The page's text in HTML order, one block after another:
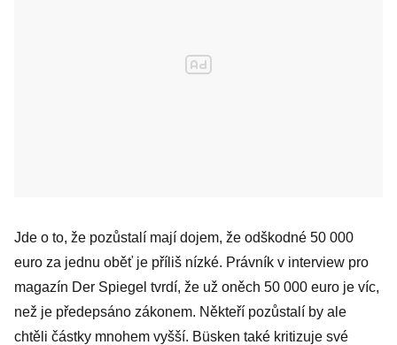
Jde o to, že pozůstalí mají dojem, že odškodné 50 000
euro za jednu oběť je příliš nízké. Právník v interview pro
magazín Der Spiegel tvrdí, že už oněch 50 000 euro je víc,
než je předepsáno zákonem. Někteří pozůstalí by ale
chtěli částky mnohem vyšší. Büsken také kritizuje své